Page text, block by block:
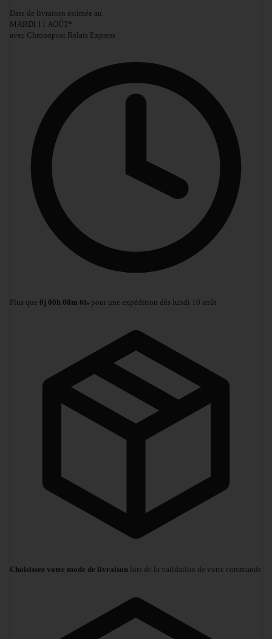
Date de livraison estimée au
MARDI 11 AOÛT*
avec Chronopost Relais Express
Plus que 0j 00h 00m 00s pour une expédition dès lundi 10 août
Choisissez votre mode de livraison lors de la validation de votre commande